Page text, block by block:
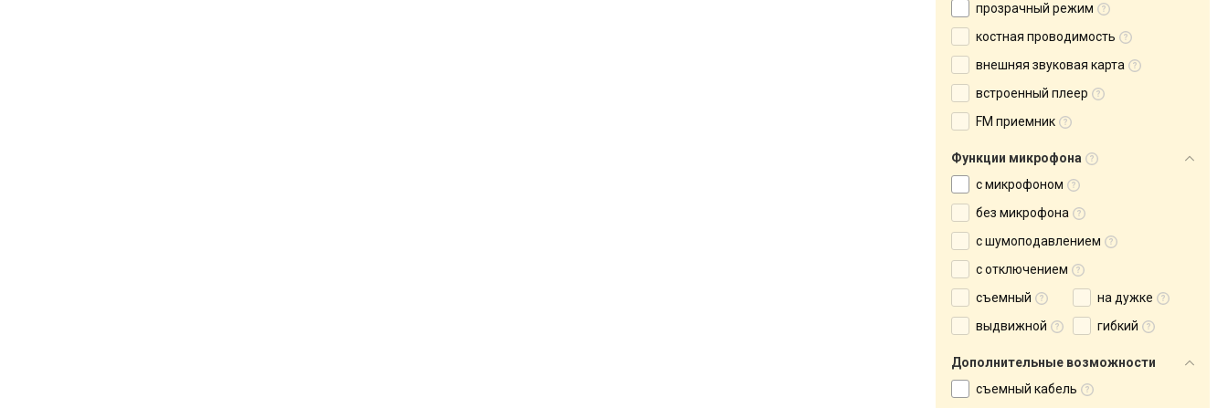
прозрачный режим
костная проводимость
внешняя звуковая карта
встроенный плеер
FM приемник
Функции микрофона
с микрофоном
без микрофона
с шумоподавлением
с отключением
съемный
на дужке
выдвижной
гибкий
Дополнительные возможности
съемный кабель